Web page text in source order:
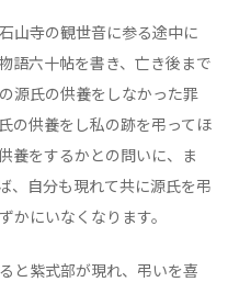
山寺の観世音に参る途中に
語六十帖を書き、亡き後まで
源氏の供養をしなかった罪
の供養をし私の跡を弔ってほ
養をするかとの問いに、ま
、自分も現れて共に源氏を弔
かにいなくなります。
と紫式部が現れ、弔いを喜